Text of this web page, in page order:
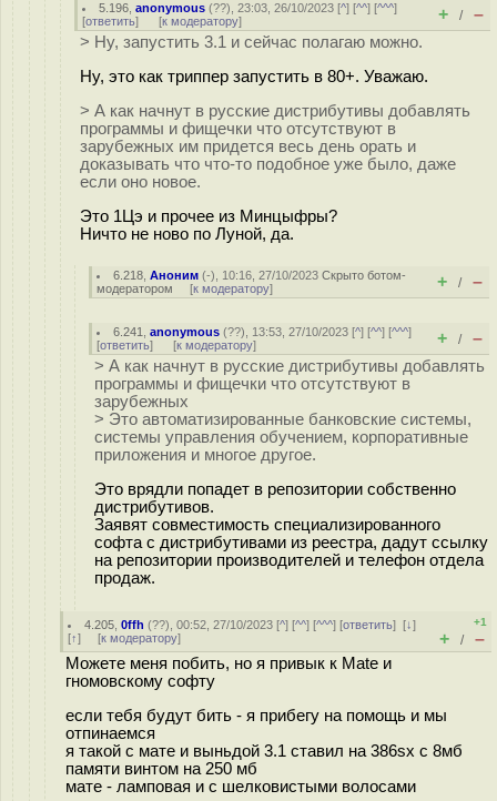
5.196 ,anonymous (??), 23:03, 26/10/2023 [^] [^^] [^^^]
[ответить] [к модератору] + / –
> Ну, запустить 3.1 и сейчас полагаю можно.
Ну, это как триппер запустить в 80+. Уважаю.
> А как начнут в русские дистрибутивы добавлять
программы и фищечки что отсутствуют в
зарубежных им придется весь день орать и
доказывать что что-то подобное уже было, даже
если оно новое.
Это 1Цэ и прочее из Минцыфры?
Ничто не ново по Луной, да.
6.218 ,Аноним (-), 10:16, 27/10/2023Скрыто ботом-
модератором [к модератору] + / –
6.241 ,anonymous (??), 13:53, 27/10/2023 [^] [^^] [^^^]
[ответить] [к модератору] + / –
> А как начнут в русские дистрибутивы добавлять
программы и фищечки что отсутствуют в
зарубежных
> Это автоматизированные банковские системы,
системы управления обучением, корпоративные
приложения и многое другое.
Это врядли попадет в репозитории собственно
дистрибутивов.
Заявят совместимость специализированного
софта с дистрибутивами из реестра, дадут ссылку
на репозитории производителей и телефон отдела
продаж.
4.205 ,0ffh (??), 00:52, 27/10/2023 [^] [^^] [^^^] [ответить][↓]
[↑] [к модератору]
+1
+ / –
Можете меня побить, но я привык к Mate и
гномовскому софту
если тебя будут бить - я прибегу на помощь и мы
отпинаемся
я такой с мате и выньдой 3.1 ставил на 386sx с 8мб
памяти винтом на 250 мб
мате - ламповая и с шелковистыми волосами